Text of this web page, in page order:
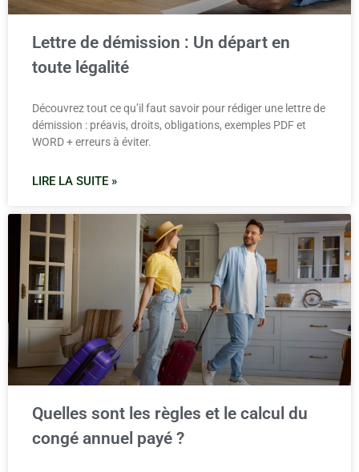
Lettre de démission : Un départ en
toute légalité
Découvrez tout ce qu’il faut savoir pour rédiger une lettre de
démission : préavis, droits, obligations, exemples PDF et
WORD + erreurs à éviter.
LIRE LA SUITE »
Quelles sont les règles et le calcul du
congé annuel payé ?